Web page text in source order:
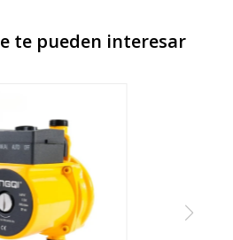
te pueden interesar